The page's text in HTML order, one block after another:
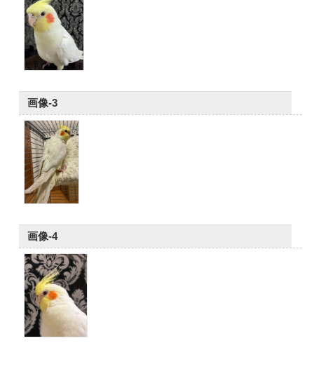
画像-3
画像-4